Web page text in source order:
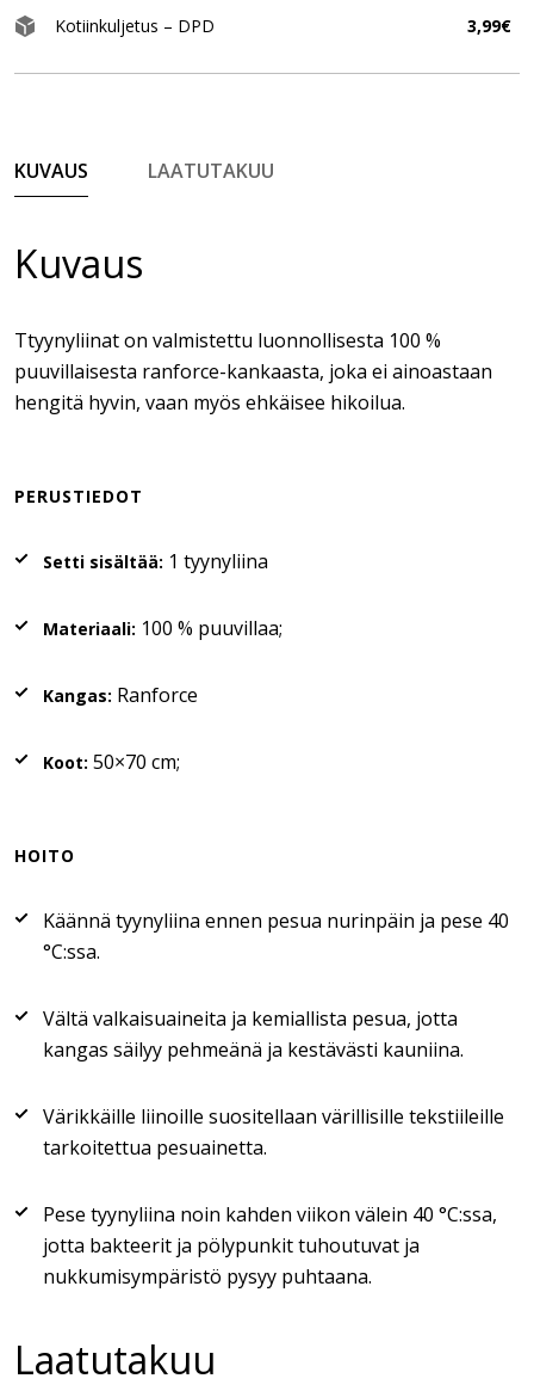
Kotiinkuljetus – DPD
3,99€
KUVAUS LAATUTAKUU
Kuvaus
Ttyynyliinat on valmistettu luonnollisesta 100 %
puuvillaisesta ranforce-kankaasta, joka ei ainoastaan
hengitä hyvin, vaan myös ehkäisee hikoilua.
PERUSTIEDOT
Setti sisältää: 1 tyynyliina
Materiaali: 100 % puuvillaa;
Kangas: Ranforce
Koot: 50×70 cm;
HOITO
Käännä tyynyliina ennen pesua nurinpäin ja pese 40
°C:ssa.
Vältä valkaisuaineita ja kemiallista pesua, jotta
kangas säilyy pehmeänä ja kestävästi kauniina.
Värikkäille liinoille suositellaan värillisille tekstiileille
tarkoitettua pesuainetta.
Pese tyynyliina noin kahden viikon välein 40 °C:ssa,
jotta bakteerit ja pölypunkit tuhoutuvat ja
nukkumisympäristö pysyy puhtaana.
Laatutakuu